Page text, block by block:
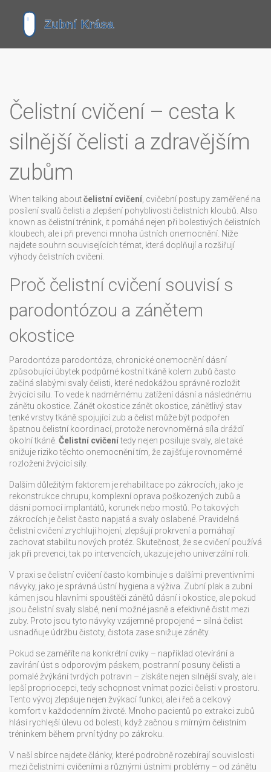
Čelistní cvičení – cesta k
silnější čelisti a zdravějším
zubům
When talking aboutčelistní cvičení cvičební postupy zaměřené na
posílení svalů čelisti a zlepšení pohyblivosti čelistních kloubů . Also
known as čelistní trénink , it pomáhá nejen při bolestivých čelistních
kloubech, ale i při prevenci mnoha ústních onemocnění. Níže
najdete souhrn souvisejících témat, která doplňují a rozšiřují
výhody čelistních cvičení.
Proč čelistní cvičení souvisí s
parodontózou a zánětem
okostice
Parodontóza parodontóza chronické onemocnění dásní
způsobující úbytek podpůrné kostní tkáně kolem zubů často
začíná slabými svaly čelisti, které nedokážou správně rozložit
žvýcící sílu. To vede k nadměrnému zatížení dásní a následnému
zánětu okostice. Zánět okostice zánět okostice zánětlivý stav
tenké vrstvy tkáně spojující zub a čelist může být podpořen
špatnou čelistní koordinací, protože nerovnoměrná síla dráždí
okolní tkáně. Čelistní cvičenítedy nejen posiluje svaly, ale také
snižuje riziko těchto onemocnění tím, že zajišťuje rovnoměrné
rozložení žvýcící síly.
Dalším důležitým faktorem je rehabilitace po zákrocích, jako je
rekonstrukce chrupu komplexní oprava poškozených zubů a
dásní pomocí implantátů, korunek nebo mostů . Po takových
zákrocích je čelist často napjatá a svaly oslabené. Pravidelná
čelistní cvičení zrychlují hojení, zlepšují prokrvení a pomáhají
zachovat stabilitu nových protéz. Skutečnost, že se cvičení používá
jak při prevenci, tak po intervencích, ukazuje jeho univerzální roli.
V praxi se čelistní cvičení často kombinuje s dalšími preventivními
návyky, jako je správná ústní hygiena a výživa. Zubní plak a zubní
kámen jsou hlavními spouštěči zánětů dásní i okostice, ale pokud
jsou čelistní svaly slabé, není možné jasně a efektivně čistit mezi
zuby. Proto jsou tyto návyky vzájemně propojené – silná čelist
usnadňuje údržbu čistoty, čistota zase snižuje záněty.
Pokud se zaměříte na konkrétní cviky – například otevírání a
zavírání úst s odporovým páskem, postranní posuny čelisti a
pomalé žvýkání tvrdých potravin – získáte nejen silnější svaly, ale i
lepší propriocepci, tedy schopnost vnímat pozici čelisti v prostoru.
Tento vývoj zlepšuje nejen žvýkací funkci, ale i řeč a celkový
komfort v každodenním životě. Mnoho pacientů po extrakci zubů
hlásí rychlejší úlevu od bolesti, když začnou s mírným čelistním
tréninkem během první týdny po zákroku.
V naší sbírce najdete články, které podrobně rozebírají souvislosti
mezi čelistními cvičeními a různými ústními problémy – od zánětu